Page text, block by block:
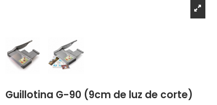
Guillotina G-90 (9cm de luz de corte)